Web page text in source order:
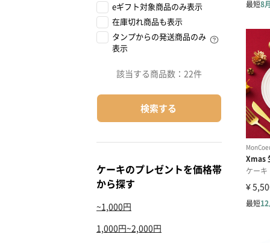
eギフト対象商品のみ表示
在庫切れ商品も表示
タンプからの発送商品のみ
表示
該当する商品数： 22件
検索する
ケーキのプレゼントを価格帯
から探す
~1,000円
1,000円~2,000円